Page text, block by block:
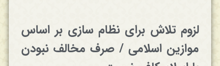
لزوم تلاش برای نظام سازی بر اساس
موازین اسلامی / صرف مخالف نبودن